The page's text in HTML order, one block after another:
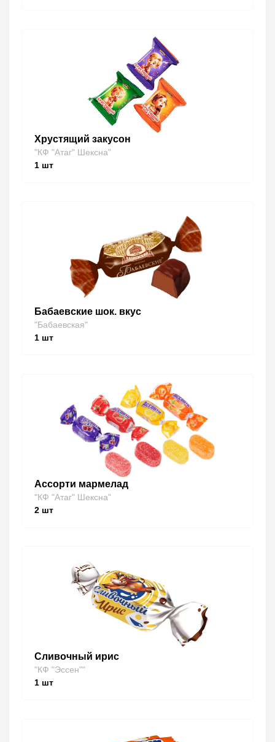
Хрустящий закусон
"КФ "Атаг" Шексна"
1 шт
Бабаевские шок. вкус
"Бабаевская"
1 шт
Ассорти мармелад
"КФ "Атаг" Шексна"
2 шт
Сливочный ирис
"КФ "Эссен""
1 шт